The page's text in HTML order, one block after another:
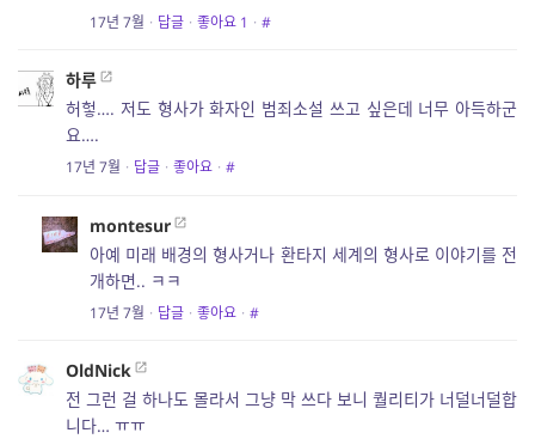
17년 7월 · 답글 · 좋아요 1 · #
하루
허헣…. 저도 형사가 화자인 범죄소설 쓰고 싶은데 너무 아득하군
요….
17년 7월 · 답글 · 좋아요 · #
montesur
아예 미래 배경의 형사거나 환타지 세계의 형사로 이야기를 전
개하면.. ㅋㅋ
17년 7월 · 답글 · 좋아요 · #
OldNick
전 그런 걸 하나도 몰라서 그냥 막 쓰다 보니 퀄리티가 너덜너덜합
니다… ㅠㅠ